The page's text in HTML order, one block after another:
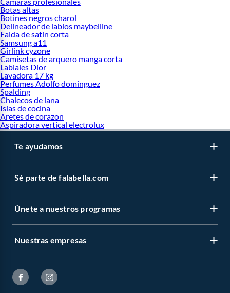
Botas altas
Botines negros charol
Delineador de labios maybelline
Falda de satin corta
Samsung a11
Girlink cyzone
Camisetas de arquero manga corta
Labiales Dior
Lavadora 17 kg
Perfumes Adolfo dominguez
Spalding
Chalecos de lana
Islas de cocina
Aretes de corazon
Aspiradora vertical electrolux
Te ayudamos
Sé parte de falabella.com
Únete a nuestros programas
Nuestras empresas